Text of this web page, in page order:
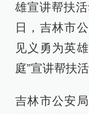
雄宣讲帮扶
日，吉林市
见义勇为英
庭”宣讲帮扶活
吉林市公安